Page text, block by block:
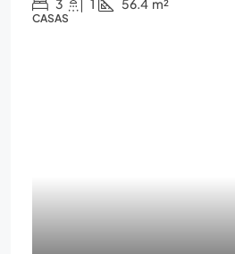
3 1 56.4 m²
CASAS